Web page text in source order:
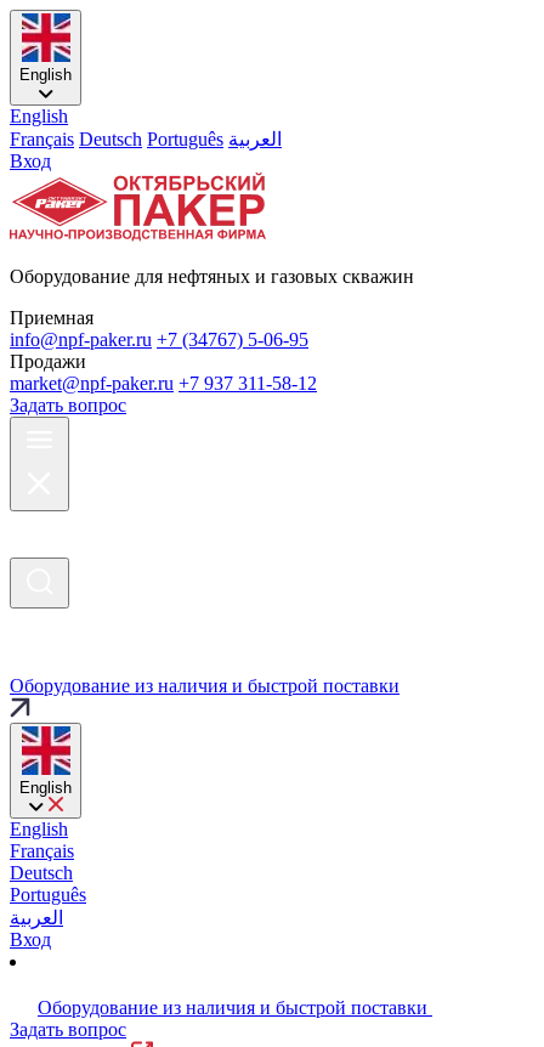
English
English
Français Deutsch Português العربية
Вход
Оборудование для нефтяных и газовых скважин
Приемная
info@npf-paker.ru +7 (34767) 5-06-95
Продажи
market@npf-paker.ru +7 937 311-58-12
Задать вопрос
Оборудование из наличия и быстрой поставки
English
English
Français
Deutsch
Português
العربية
Вход
Оборудование из наличия и быстрой поставки
Задать вопрос